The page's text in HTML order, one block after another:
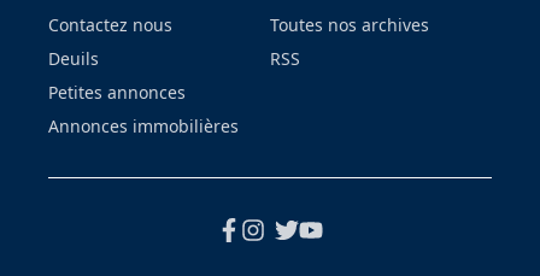
Contactez nous
Deuils
Petites annonces
Annonces immobilières
Toutes nos archives
RSS